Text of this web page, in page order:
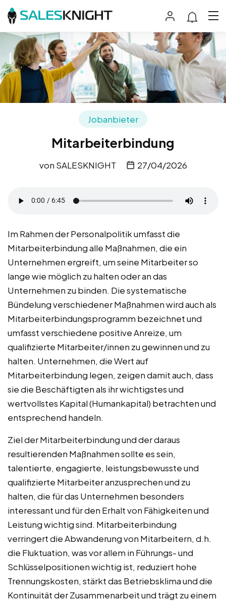
Jobanbieter
Mitarbeiterbindung
von SALESKNIGHT 27/04/2026
Im Rahmen der Personalpolitik umfasst die
Mitarbeiterbindung alle Maßnahmen, die ein
Unternehmen ergreift, um seine Mitarbeiter so
lange wie möglich zu halten oder an das
Unternehmen zu binden. Die systematische
Bündelung verschiedener Maßnahmen wird auch als
Mitarbeiterbindungsprogramm bezeichnet und
umfasst verschiedene positive Anreize, um
qualifizierte Mitarbeiter/innen zu gewinnen und zu
halten. Unternehmen, die Wert auf
Mitarbeiterbindung legen, zeigen damit auch, dass
sie die Beschäftigten als ihr wichtigstes und
wertvollstes Kapital (Humankapital) betrachten und
entsprechend handeln.
Ziel der Mitarbeiterbindung und der daraus
resultierenden Maßnahmen sollte es sein,
talentierte, engagierte, leistungsbewusste und
qualifizierte Mitarbeiter anzusprechen und zu
halten, die für das Unternehmen besonders
interessant und für den Erhalt von Fähigkeiten und
Leistung wichtig sind. Mitarbeiterbindung
verringert die Abwanderung von Mitarbeitern, d.h.
die Fluktuation, was vor allem in Führungs- und
Schlüsselpositionen wichtig ist, reduziert hohe
Trennungskosten, stärkt das Betriebsklima und die
Kontinuität der Zusammenarbeit und trägt zu einem